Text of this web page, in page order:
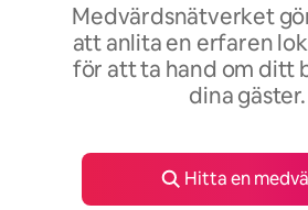
Medvärdsnätverket
att anlita en erfaren
för att ta hand om ditt
dina gäster.
Hitta en